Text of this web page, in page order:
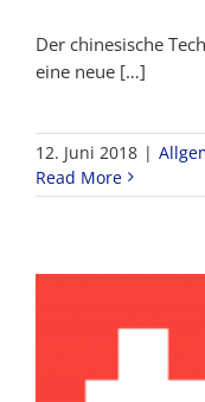
Der chinesische
eine neue […]
12. Juni 2018 |
Read More